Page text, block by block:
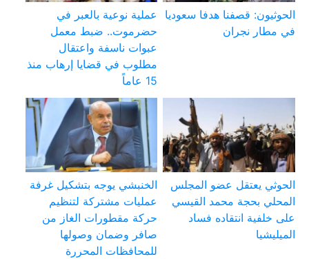
الحوثيون: قصفنا هدفا سعوديا
في مطار نجران
عملية نوعية بالعبر في
حضرموت.. ضبط معمل
عبوات ناسفة واعتقال
مطلوب في قضايا إرهاب منذ
15 عاماً
الحوثي يعتقل عضو المجلس
المحلي بحجة محمد القيسي
على خلفية انتقاده فساد
الميليشيا
الخنبشي يوجه بتشكيل غرفة
عمليات مشتركة لتنظيم
حركة مقطورات الغاز من
صافر وضمان وصولها
للمحافظات المحررة